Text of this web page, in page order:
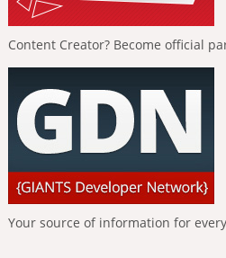
Content Creator? Become official
Your source of information for